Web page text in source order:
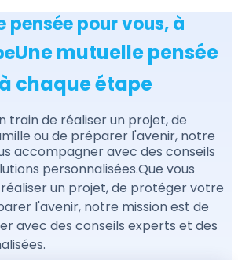
pensée pour vous, à
Une mutuelle pensée
chaque étape
train de réaliser un projet, de
ou de préparer l'avenir, notre
accompagner avec des conseils
personnalisées.Que vous
un projet, de protéger votre
l'avenir, notre mission est de
avec des conseils experts et des